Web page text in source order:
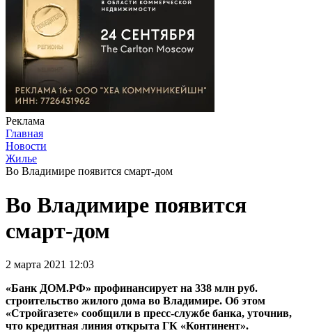
Реклама
Главная
Новости
Жилье
Во Владимире появится смарт-дом
Во Владимире появится
смарт-дом
2 марта 2021 12:03
«Банк ДОМ.РФ» профинансирует на 338 млн руб.
строительство жилого дома во Владимире. Об этом
«Стройгазете» сообщили в пресс-службе банка, уточнив,
что кредитная линия открыта ГК «Континент».